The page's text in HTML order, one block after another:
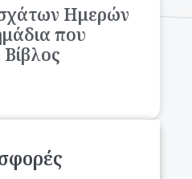
Ημερών
που